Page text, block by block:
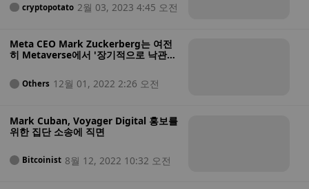
cryptopotato 2월 03, 2023 4:45 오전
Meta CEO Mark Zuckerberg는 여전
히 Metaverse에서 '장기적으로 낙관
Others 12월 01, 2022 2:26 오전
Mark Cuban, Voyager Digital 홍보를
위한 집단 소송에 직면
Bitcoinist 8월 12, 2022 10:32 오전